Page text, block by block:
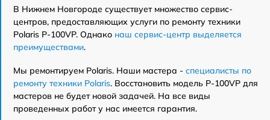
В Нижнем Новгороде существует множество сервис-
центров, предоставляющих услуги по ремонту техники
Polaris P-100VP. Однако наш сервис-центр выделяется
преимуществами.
Мы ремонтируем Polaris. Наши мастера - специалисты по
ремонту техники Polaris. Восстановить модель P-100VP для
мастеров не будет новой задачей. На все виды
проведенных работ у нас имеется гарантия.